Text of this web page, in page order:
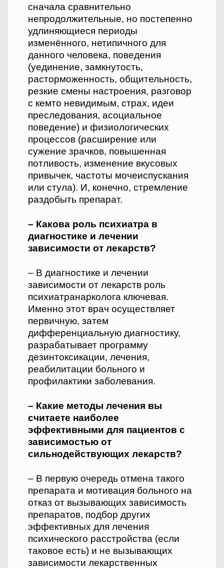
сначала сравнительно
непродолжительные, но постепенно
удлиняю­щиеся периоды
изменённого, нетипичного для
данного человека, поведения
(уединение, замкнутость,
расторможенность, общительность,
резкие смены настроения, разговор
с кем­то невидимым, страх, идеи
преследования, асоциальное
поведение) и физиологических
процессов (расширение или
сужение зрачков, повышенная
потливость, изменение вкусовых
привычек, частоты мочеиспускания
или стула). И, конечно, стремление
раздобыть препарат.
– Какова роль психиатра в
диагностике и лечении
зависимости от лекарств?
– В диагностике и лечении
зависимости от лекарств роль
психиатра­нарколога ключевая.
Именно этот врач осуществляет
первичную, затем
дифференциальную диагностику,
разрабатывает программу
дезинтоксикации, лечения,
реабилитации больного и
профилактики заболевания.
– Какие методы лечения вы
считаете наиболее
эффективными для пациентов с
зависимостью от
сильнодействующих лекарств?
– В первую очередь отмена такого
препарата и мотивация больного на
отказ от вызывающих зависимость
препаратов, подбор других
эффективных для лечения
психического расстройства (если
таковое есть) и не вызывающих
зависимости лекарственных